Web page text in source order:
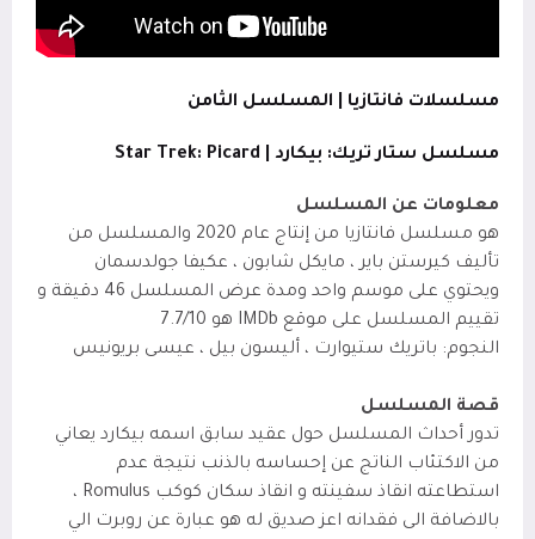
مسلسلات فانتازيا | المسلسل الثامن
مسلسل ستار تريك: بيكارد | Star Trek: Picard
معلومات عن المسلسل
هو مسلسل فانتازيا من إنتاج عام 2020 والمسلسل من
تأليف كيرستن باير ، مايكل شابون ، عكيفا جولدسمان
ويحتوي على موسم واحد ومدة عرض المسلسل 46 دقيقة و
تقييم المسلسل على موقع IMDb
هو 7.7/10
النجوم: باتريك ستيوارت ، أليسون بيل ، عيسى بريونيس
قصة المسلسل
تدور أحداث المسلسل حول عقيد سابق اسمه بيكارد يعاني
من الاكتئاب الناتج عن إحساسه بالذنب نتيجة عدم
استطاعته انقاذ سفينته و انقاذ سكان كوكب Romulus ،
بالاضافة الى فقدانه اعز صديق له هو عبارة عن روبرت الي